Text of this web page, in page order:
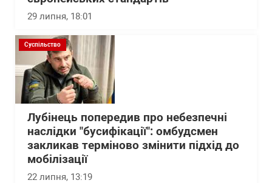
29 липня, 18:01
Суспільство
Лубінець попередив про небезпечні
наслідки "бусифікації": омбудсмен
закликав терміново змінити підхід до
мобілізації
22 липня, 13:19